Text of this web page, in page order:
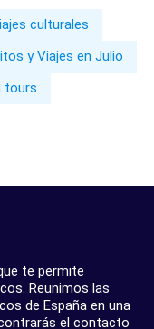
culturales
y Viajes en Julio
tours
te permite
Reunimos las
de España en una
el contacto